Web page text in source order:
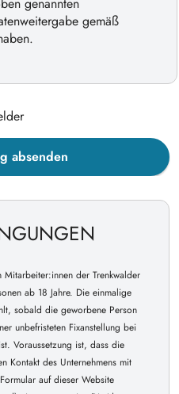
gemäß
absenden
der Trenkwalder
ab 18 Jahre. Die einmalige
sobald die geworbene Person
unbefristeten Fixanstellung bei
Voraussetzung ist, dass die
Kontakt des Unternehmens mit
auf dieser Website